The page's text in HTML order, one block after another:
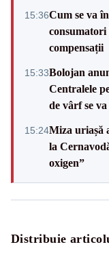
15:36Cum se va
compensații
15:33Bolojan
Centralele
de vârf se
15:24Miza uriașă
la
oxigen”
Distribuie